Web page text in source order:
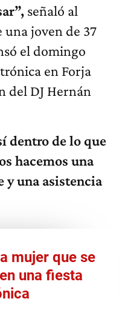
señaló al
joven de 37
el domingo
en Forja
del DJ Hernán
dentro de lo que
hacemos una
una asistencia
mujer que se
una fiesta